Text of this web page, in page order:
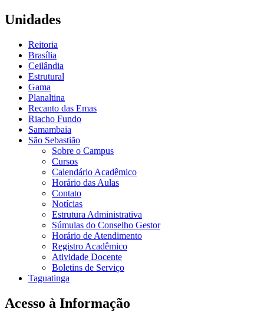
Unidades
Reitoria
Brasília
Ceilândia
Estrutural
Gama
Planaltina
Recanto das Emas
Riacho Fundo
Samambaia
São Sebastião
Sobre o Campus
Cursos
Calendário Acadêmico
Horário das Aulas
Contato
Notícias
Estrutura Administrativa
Súmulas do Conselho Gestor
Horário de Atendimento
Registro Acadêmico
Atividade Docente
Boletins de Serviço
Taguatinga
Acesso à Informação